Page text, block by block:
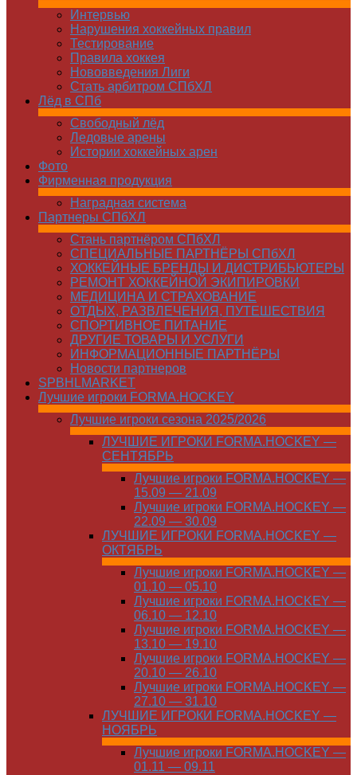
Интервью
Нарушения хоккейных правил
Тестирование
Правила хоккея
Нововведения Лиги
Стать арбитром СПбХЛ
Лёд в СПб
Свободный лёд
Ледовые арены
Истории хоккейных арен
Фото
Фирменная продукция
Наградная система
Партнеры СПбХЛ
Стань партнёром СПбХЛ
СПЕЦИАЛЬНЫЕ ПАРТНЁРЫ СПбХЛ
ХОККЕЙНЫЕ БРЕНДЫ И ДИСТРИБЬЮТЕРЫ
РЕМОНТ ХОККЕЙНОЙ ЭКИПИРОВКИ
МЕДИЦИНА И СТРАХОВАНИЕ
ОТДЫХ, РАЗВЛЕЧЕНИЯ, ПУТЕШЕСТВИЯ
СПОРТИВНОЕ ПИТАНИЕ
ДРУГИЕ ТОВАРЫ И УСЛУГИ
ИНФОРМАЦИОННЫЕ ПАРТНЁРЫ
Новости партнеров
SPBHLMARKET
Лучшие игроки FORMA.HOCKEY
Лучшие игроки сезона 2025/2026
ЛУЧШИЕ ИГРОКИ FORMA.HOCKEY —
СЕНТЯБРЬ
Лучшие игроки FORMA.HOCKEY —
15.09 — 21.09
Лучшие игроки FORMA.HOCKEY —
22.09 — 30.09
ЛУЧШИЕ ИГРОКИ FORMA.HOCKEY —
ОКТЯБРЬ
Лучшие игроки FORMA.HOCKEY —
01.10 — 05.10
Лучшие игроки FORMA.HOCKEY —
06.10 — 12.10
Лучшие игроки FORMA.HOCKEY —
13.10 — 19.10
Лучшие игроки FORMA.HOCKEY —
20.10 — 26.10
Лучшие игроки FORMA.HOCKEY —
27.10 — 31.10
ЛУЧШИЕ ИГРОКИ FORMA.HOCKEY —
НОЯБРЬ
Лучшие игроки FORMA.HOCKEY —
01.11 — 09.11